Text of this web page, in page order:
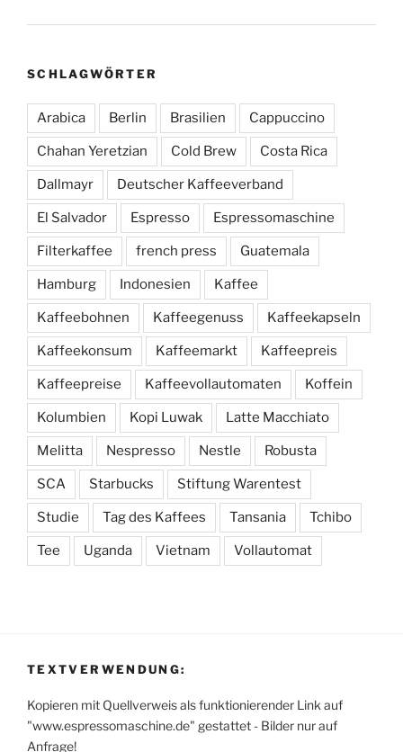
SCHLAGWÖRTER
Arabica Berlin Brasilien Cappuccino
Chahan Yeretzian Cold Brew Costa Rica
Dallmayr Deutscher Kaffeeverband
El Salvador Espresso Espressomaschine
Filterkaffee french press Guatemala
Hamburg Indonesien Kaffee
Kaffeebohnen Kaffeegenuss Kaffeekapseln
Kaffeekonsum Kaffeemarkt Kaffeepreis
Kaffeepreise Kaffeevollautomaten Koffein
Kolumbien Kopi Luwak Latte Macchiato
Melitta Nespresso Nestle Robusta
SCA Starbucks Stiftung Warentest
Studie Tag des Kaffees Tansania Tchibo
Tee Uganda Vietnam Vollautomat
TEXTVERWENDUNG:
Kopieren mit Quellverweis als funktionierender Link auf
"www.espressomaschine.de" gestattet - Bilder nur auf
Anfrage!